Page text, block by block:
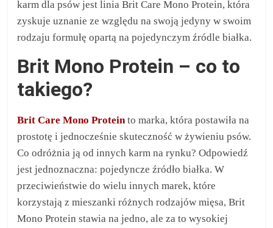
karm dla psów jest linia Brit Care Mono Protein, która
zyskuje uznanie ze względu na swoją jedyny w swoim
rodzaju formułę opartą na pojedynczym źródle białka.
Brit Mono Protein – co to
takiego?
Brit Care Mono Proteinto marka, która postawiła na
prostotę i jednocześnie skuteczność w żywieniu psów.
Co odróżnia ją od innych karm na rynku? Odpowiedź
jest jednoznaczna: pojedyncze źródło białka. W
przeciwieństwie do wielu innych marek, które
korzystają z mieszanki różnych rodzajów mięsa, Brit
Mono Protein stawia na jedno, ale za to wysokiej